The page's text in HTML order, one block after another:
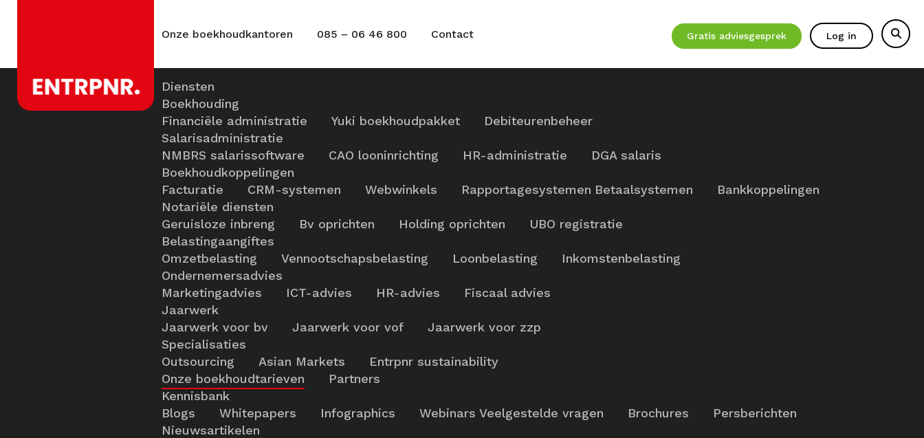
Onze boekhoudkantoren 085 – 06 46 800 Contact Gratis adviesgesprek Log in
Diensten
Boekhouding
Financiële administratie
Yuki boekhoudpakket
Debiteurenbeheer
Salarisadministratie
NMBRS salarissoftware
CAO looninrichting HR-administratie
DGA salaris
Boekhoudkoppelingen
Facturatie
CRM-systemen Webwinkels Rapportagesystemen Betaalsystemen
Bankkoppelingen
Notariële diensten
Geruisloze inbreng
Bv oprichten Holding oprichten
UBO registratie
Belastingaangiftes
Omzetbelasting
Vennootschapsbelasting Loonbelasting
Inkomstenbelasting
Ondernemersadvies
Marketingadvies
ICT-advies HR-advies
Fiscaal advies
Jaarwerk
Jaarwerk voor bv
Jaarwerk voor vof
Jaarwerk voor zzp
Specialisaties
Outsourcing
Asian Markets
Entrpnr sustainability
Onze boekhoudtarieven
Partners
Kennisbank
Blogs
Whitepapers Infographics Webinars Veelgestelde vragen Brochures
Persberichten
Nieuwsartikelen